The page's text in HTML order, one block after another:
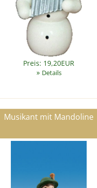
Preis: 19,20EUR
» Details
Musikant mit Mandoline